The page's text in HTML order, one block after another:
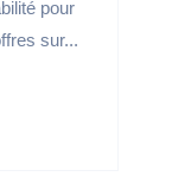
pour
sur...